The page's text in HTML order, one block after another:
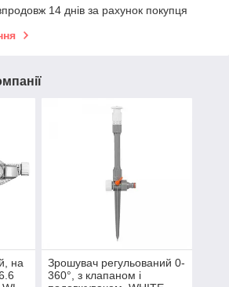
14 днів за рахунок покупця
на
Зрошувач регульований 0-
360°, з клапаном і